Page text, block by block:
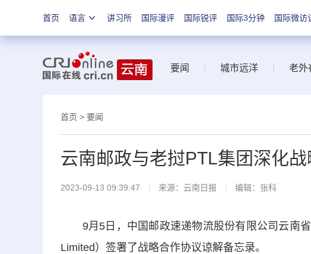
首页 语言 讲习所 国际漫评 国际锐评 国际3分钟 国际微访
要闻 城市远洋 老外
首页 > 要闻
云南邮政与老挝PTL集团深化
2023-09-13 09:39:47 来源： 云南日报 编辑：张科
9月5日，中国邮政速递物流股份有限公司云南省
Limited）签署了战略合作协议谅解备忘录。